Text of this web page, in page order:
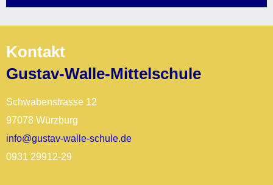
Kontakt
Gustav-Walle-Mittelschule
Schwabenstrasse 12
97078 Würzburg
info@gustav-walle-schule.de
0931 29912-29